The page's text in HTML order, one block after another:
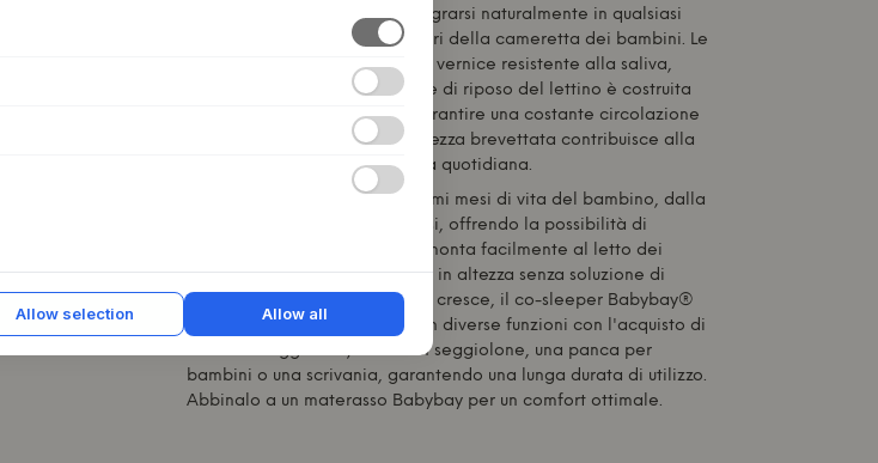
che permette al lettino di integrarsi naturalmente in qualsiasi
casa moderna, anche al di fuori della cameretta dei bambini. Le
superfici sono trattate con una vernice resistente alla saliva,
priva di solventi, e la superficie di riposo del lettino è costruita
con fori di ventilazione per garantire una costante circolazione
dell'aria. La regolazione in altezza brevettata contribuisce alla
flessibilità del lettino nella vita quotidiana.
Il co-sleeper è ideale per i primi mesi di vita del bambino, dalla
nascita fino a circa dodici mesi, offrendo la possibilità di
vicinanza durante la notte. Si monta facilmente al letto dei
genitori e può essere regolato in altezza senza soluzione di
continuità. Quando il bambino cresce, il co-sleeper Babybay®
Maxi può essere trasformato in diverse funzioni con l'acquisto di
accessori aggiuntivi, tra cui un seggiolone, una panca per
bambini o una scrivania, garantendo una lunga durata di utilizzo.
Abbinalo a un materasso Babybayper un comfort ottimale.
Allow selection Allow all